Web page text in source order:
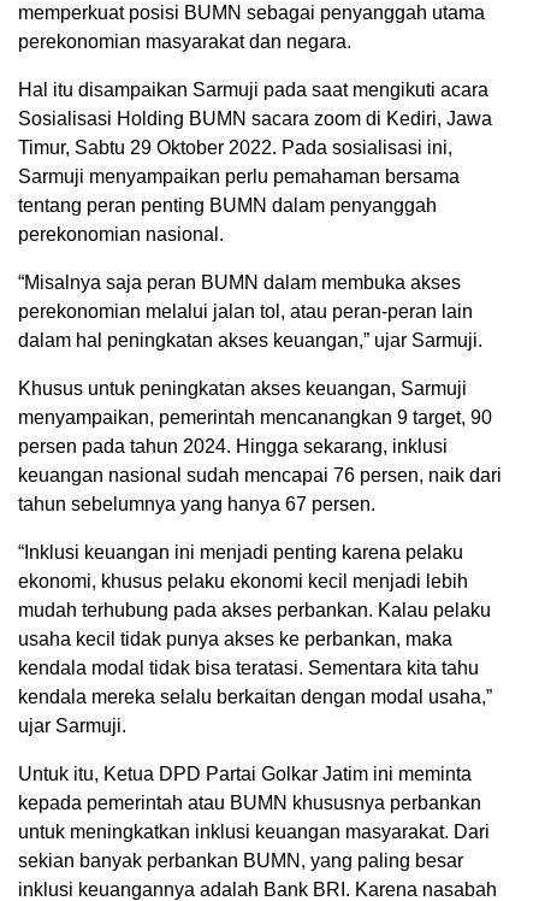
memperkuat posisi BUMN sebagai penyanggah utama
perekonomian masyarakat dan negara.
Hal itu disampaikan Sarmuji pada saat mengikuti acara
Sosialisasi Holding BUMN sacara zoom di Kediri, Jawa
Timur, Sabtu 29 Oktober 2022. Pada sosialisasi ini,
Sarmuji menyampaikan perlu pemahaman bersama
tentang peran penting BUMN dalam penyanggah
perekonomian nasional.
“Misalnya saja peran BUMN dalam membuka akses
perekonomian melalui jalan tol, atau peran-peran lain
dalam hal peningkatan akses keuangan,” ujar Sarmuji.
Khusus untuk peningkatan akses keuangan, Sarmuji
menyampaikan, pemerintah mencanangkan 9 target, 90
persen pada tahun 2024. Hingga sekarang, inklusi
keuangan nasional sudah mencapai 76 persen, naik dari
tahun sebelumnya yang hanya 67 persen.
“Inklusi keuangan ini menjadi penting karena pelaku
ekonomi, khusus pelaku ekonomi kecil menjadi lebih
mudah terhubung pada akses perbankan. Kalau pelaku
usaha kecil tidak punya akses ke perbankan, maka
kendala modal tidak bisa teratasi. Sementara kita tahu
kendala mereka selalu berkaitan dengan modal usaha,”
ujar Sarmuji.
Untuk itu, Ketua DPD Partai Golkar Jatim ini meminta
kepada pemerintah atau BUMN khususnya perbankan
untuk meningkatkan inklusi keuangan masyarakat. Dari
sekian banyak perbankan BUMN, yang paling besar
inklusi keuangannya adalah Bank BRI. Karena nasabah